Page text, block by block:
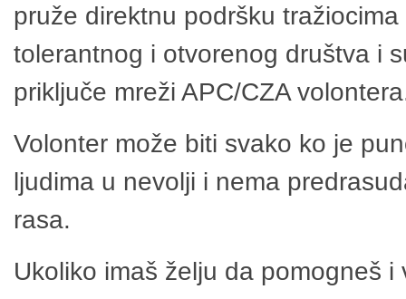
pruže direktnu podršku
tolerantnog i otvorenog društva i
priključe mreži APC/CZA
Volonter može biti svako ko je
ljudima u nevolji i nema
rasa.
Ukoliko imaš želju da pomogneš